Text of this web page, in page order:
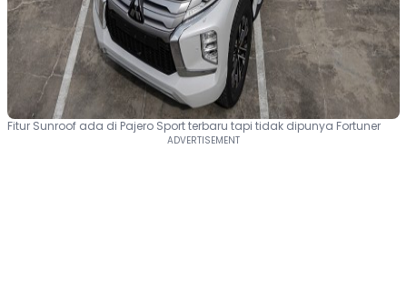
Fitur Sunroof ada di Pajero Sport terbaru tapi tidak dipunya Fortuner